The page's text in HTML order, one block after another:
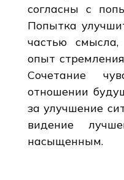
согласны с
Попытка
частью
опыт
Сочетание
отношении
за улучшение
видение
насыщенным.